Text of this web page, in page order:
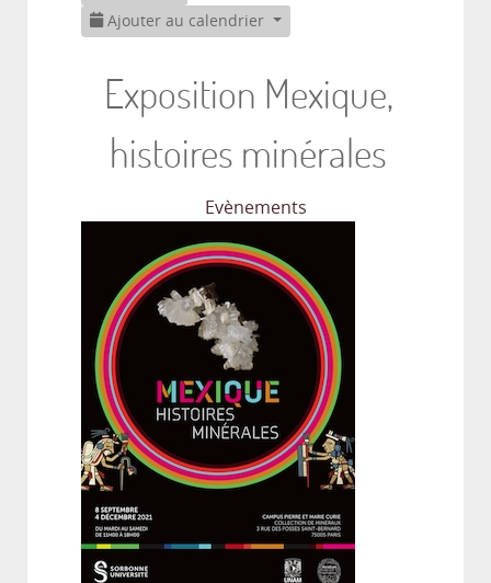
Ajouter au calendrier
Exposition Mexique,
histoires minérales
Evènements